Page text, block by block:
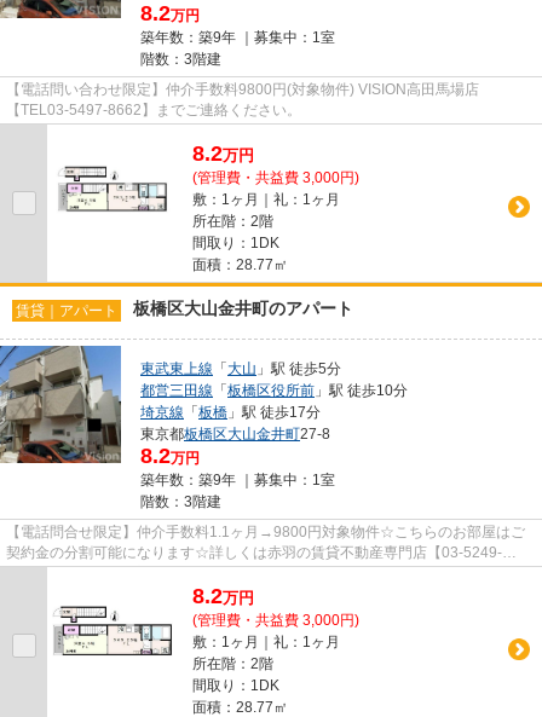
8.2万円
築年数：築9年 ｜募集中： 1室
階数：3階建
【電話問い合わせ限定】仲介手数料9800円(対象物件) VISION高田馬場店
【TEL03-5497-8662】までご連絡ください。
8.2万円
(管理費・共益費 3,000円)
敷：1ヶ月｜礼：1ヶ月
所在階：2階
間取り：1DK
面積：28.77㎡
賃貸｜アパート 板橋区大山金井町のアパート
東武東上線 「大山 」駅 徒歩5分
都営三田線 「板橋区役所前 」駅 徒歩10分
埼京線 「板橋 」駅 徒歩17分
東京都板橋区大山金井町27-8
8.2万円
築年数：築9年 ｜募集中： 1室
階数：3階建
【電話問合せ限定】仲介手数料1.1ヶ月→9800円対象物件☆こちらのお部屋はご
契約金の分割可能になります☆詳しくは赤羽の賃貸不動産専門店【03-5249-
4177】VISION赤羽店までご連絡下さい！！
8.2万円
(管理費・共益費 3,000円)
敷：1ヶ月｜礼：1ヶ月
所在階：2階
間取り：1DK
面積：28.77㎡